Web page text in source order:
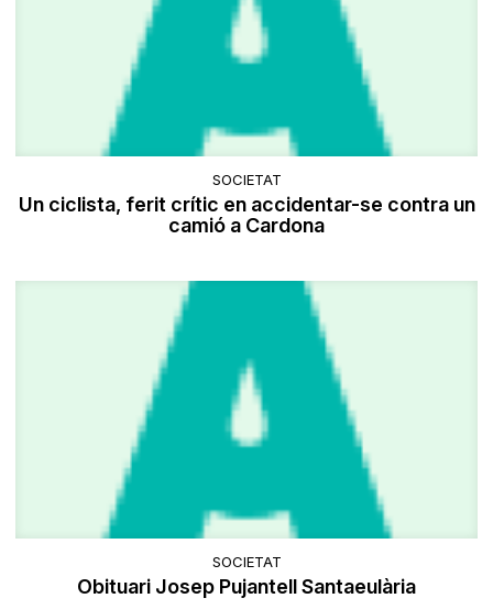
SOCIETAT
Un ciclista, ferit crític en accidentar-se contra un
camió a Cardona
SOCIETAT
Obituari Josep Pujantell Santaeulària